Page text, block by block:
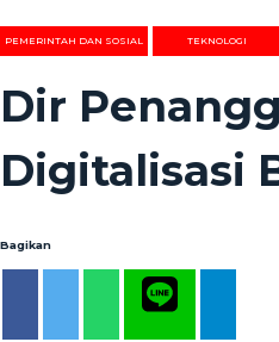
PEMERINTAH DAN SOSIAL TEKNOLOGI
Dir
Digitalisasi
Bagikan